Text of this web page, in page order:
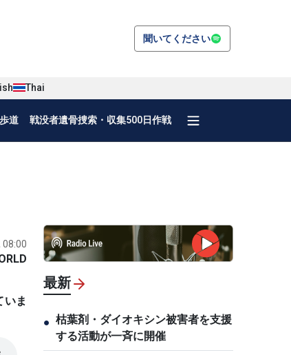
聞いてください
Thai
道 戦没者遺骨捜索・収集500日作戦
08:00
いま
最新
● 枯葉剤・ダイオキシン被害者を支援
する活動が一斉に開催